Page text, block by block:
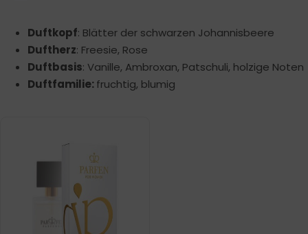
Duftkopf: Blätter der schwarzen Johannisbeere
Duftherz: Freesie, Rose
Duftbasis: Vanille, Ambroxan, Patschuli, holzige Noten
Duftfamilie:fruchtig, blumig